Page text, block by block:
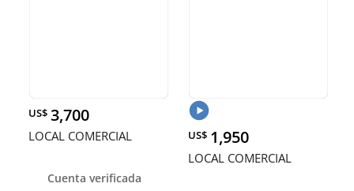
US$ 3,700
LOCAL COMERCIAL
Cuenta verificada
US$ 1,950
LOCAL COMERCIAL